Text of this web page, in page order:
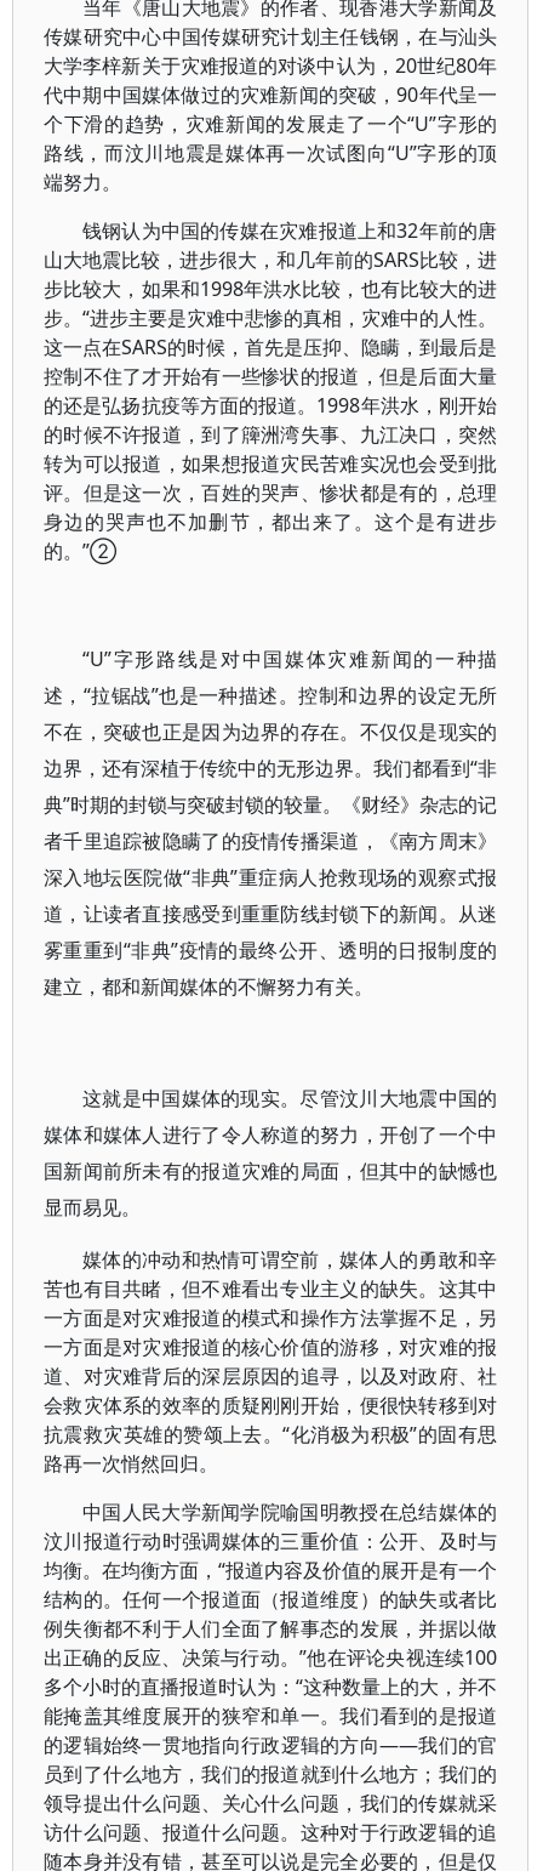
当年《唐山大地震》的作者、现香港大学新闻及
传媒研究中心中国传媒研究计划主任钱钢，在与汕头
大学李梓新关于灾难报道的对谈中认为，20世纪80年
代中期中国媒体做过的灾难新闻的突破，90年代呈一
个下滑的趋势，灾难新闻的发展走了一个“U”字形的
路线，而汶川地震是媒体再一次试图向“U”字形的顶
端努力。
钱钢认为中国的传媒在灾难报道上和32年前的唐
山大地震比较，进步很大，和几年前的SARS比较，进
步比较大，如果和1998年洪水比较，也有比较大的进
步。“进步主要是灾难中悲惨的真相，灾难中的人性。
这一点在SARS的时候，首先是压抑、隐瞒，到最后是
控制不住了才开始有一些惨状的报道，但是后面大量
的还是弘扬抗疫等方面的报道。1998年洪水，刚开始
的时候不许报道，到了簰洲湾失事、九江决口，突然
转为可以报道，如果想报道灾民苦难实况也会受到批
评。但是这一次，百姓的哭声、惨状都是有的，总理
身边的哭声也不加删节，都出来了。这个是有进步
的。”②
“U”字形路线是对中国媒体灾难新闻的一种描
述，“拉锯战”也是一种描述。控制和边界的设定无所
不在，突破也正是因为边界的存在。不仅仅是现实的
边界，还有深植于传统中的无形边界。我们都看到“非
典”时期的封锁与突破封锁的较量。《财经》杂志的记
者千里追踪被隐瞒了的疫情传播渠道，《南方周末》
深入地坛医院做“非典”重症病人抢救现场的观察式报
道，让读者直接感受到重重防线封锁下的新闻。从迷
雾重重到“非典”疫情的最终公开、透明的日报制度的
建立，都和新闻媒体的不懈努力有关。
这就是中国媒体的现实。尽管汶川大地震中国的
媒体和媒体人进行了令人称道的努力，开创了一个中
国新闻前所未有的报道灾难的局面，但其中的缺憾也
显而易见。
媒体的冲动和热情可谓空前，媒体人的勇敢和辛
苦也有目共睹，但不难看出专业主义的缺失。这其中
一方面是对灾难报道的模式和操作方法掌握不足，另
一方面是对灾难报道的核心价值的游移，对灾难的报
道、对灾难背后的深层原因的追寻，以及对政府、社
会救灾体系的效率的质疑刚刚开始，便很快转移到对
抗震救灾英雄的赞颂上去。“化消极为积极”的固有思
路再一次悄然回归。
中国人民大学新闻学院喻国明教授在总结媒体的
汶川报道行动时强调媒体的三重价值：公开、及时与
均衡。在均衡方面，“报道内容及价值的展开是有一个
结构的。任何一个报道面（报道维度）的缺失或者比
例失衡都不利于人们全面了解事态的发展，并据以做
出正确的反应、决策与行动。”他在评论央视连续100
多个小时的直播报道时认为：“这种数量上的大，并不
能掩盖其维度展开的狭窄和单一。我们看到的是报道
的逻辑始终一贯地指向行政逻辑的方向——我们的官
员到了什么地方，我们的报道就到什么地方；我们的
领导提出什么问题、关心什么问题，我们的传媒就采
访什么问题、报道什么问题。这种对于行政逻辑的追
随本身并没有错，甚至可以说是完全必要的，但是仅